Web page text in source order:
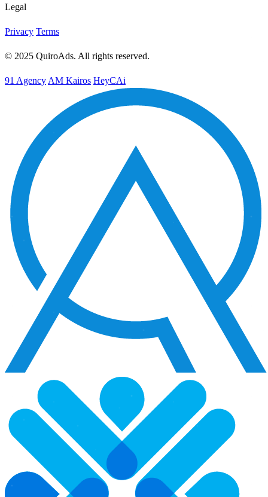
Legal
Privacy Terms
© 2025 QuiroAds. All rights reserved.
91 Agency AM Kairos HeyCAi